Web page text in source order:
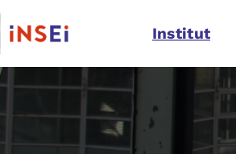
Institut